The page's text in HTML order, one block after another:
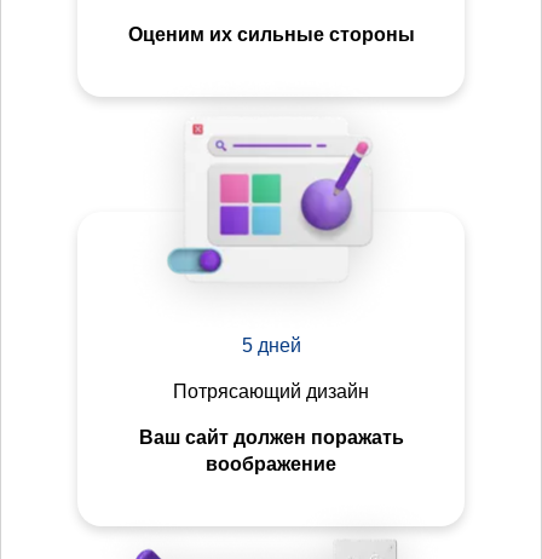
Оценим их сильные стороны
5 дней
Потрясающий дизайн
Ваш сайт должен поражать
воображение